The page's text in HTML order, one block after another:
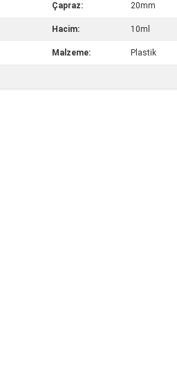
Çapraz: 20mm
Hacim: 10ml
Malzeme: Plastik